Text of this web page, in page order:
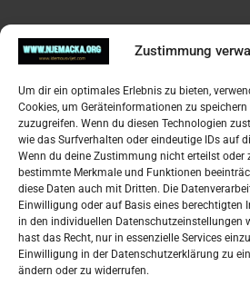
Zustimmung
Um dir ein optimales Erlebnis zu bieten,
Cookies, um Geräteinformationen zu
zuzugreifen. Wenn du diesen Technologien
wie das Surfverhalten oder eindeutige IDs auf
Wenn du deine Zustimmung nicht erteilst oder
bestimmte Merkmale und Funktionen
diese Daten auch mit Dritten. Die
Einwilligung oder auf Basis eines berechtigten
in den individuellen Datenschutzeinstellungen
hast das Recht, nur in essenzielle Services
Einwilligung in der Datenschutzerklärung zu
ändern oder zu widerrufen.
Pregled
Datenschutzerklärung
Widerufsbelehrung
Oglašavanje / Postavite svoj oglas
Tko je “Idemo u Svijet –
Pretražite stranicu:
S